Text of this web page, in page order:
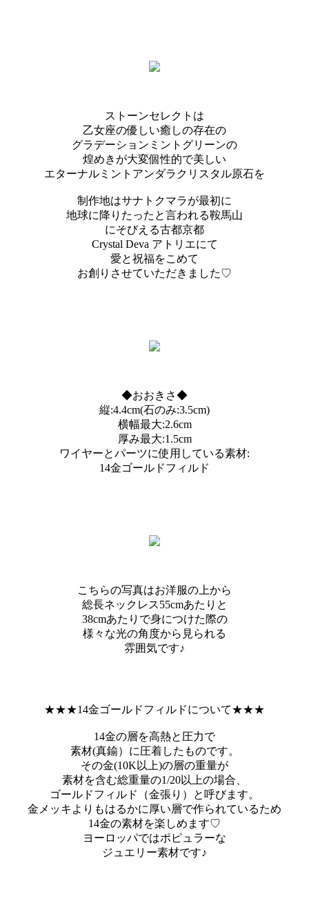
ストーンセレクトは
乙女座の優しい癒しの存在の
グラデーションミントグリーンの
煌めきが大変個性的で美しい
エターナルミントアンダラクリスタル原石を
制作地はサナトクマラが最初に
地球に降りたったと言われる鞍馬山
にそびえる古都京都
Crystal Deva アトリエにて
愛と祝福をこめて
お創りさせていただきました♡
◆おおきさ◆
縦:4.4cm(石のみ:3.5cm)
横幅最大:2.6cm
厚み最大:1.5cm
ワイヤーとパーツに使用している素材:
14金ゴールドフィルド
こちらの写真はお洋服の上から
総長ネックレス55cmあたりと
38cmあたりで身につけた際の
様々な光の角度から見られる
雰囲気です♪
★★★14金ゴールドフィルドについて★★★
14金の層を高熱と圧力で
素材(真鍮）に圧着したものです。
その金(10K以上)の層の重量が
素材を含む総重量の1/20以上の場合、
ゴールドフィルド（金張り）と呼びます。
金メッキよりもはるかに厚い層で作られているため
14金の素材を楽しめます♡
ヨーロッパではポピュラーな
ジュエリー素材です♪